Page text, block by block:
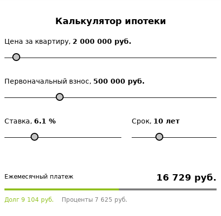
Калькулятор ипотеки
Цена за квартиру, 2 000 000 руб.
Первоначальный взнос, 500 000 руб.
Ставка, 6.1 % Срок, 10 лет
Ежемесячный платеж 16 729 руб.
Долг 9 104 руб. Проценты 7 625 руб.